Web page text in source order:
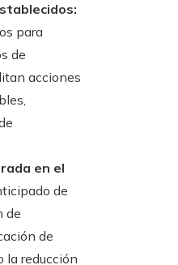
para
de
acciones
en el
de
de
de
la reducción